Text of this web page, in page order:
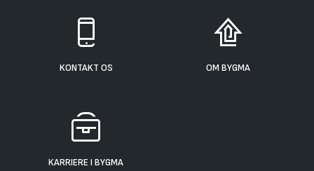
KONTAKT OS OM BYGMA
KARRIERE I BYGMA